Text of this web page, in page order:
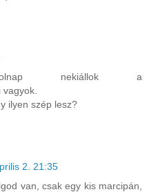
nekiállok a
ilyen szép lesz?
2. 21:35
van, csak egy kis marcipán,